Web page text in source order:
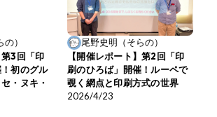
）
第3回「印
初のグル
・ヌキ・
尾野史明（そらの）
【開催レポート】第2回「印
刷のひろば」開催！ルーペで
覗く網点と印刷方式の世界
2026/4/23